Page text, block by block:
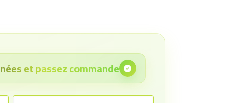
et passez commande